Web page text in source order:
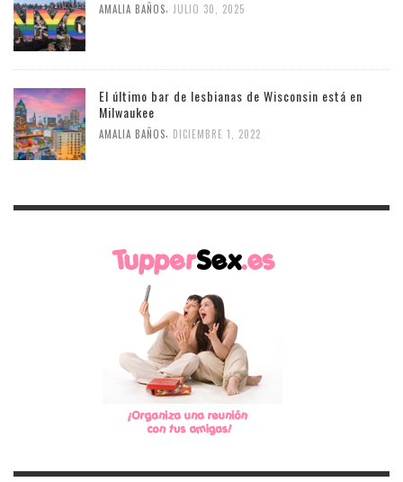
AMALIA BAÑOS JULIO 30, 2025
El último bar de lesbianas de Wisconsin está en
Milwaukee
AMALIA BAÑOS DICIEMBRE 1, 2022